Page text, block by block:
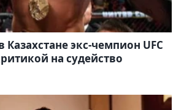
экс-чемпион UFC
на судейство